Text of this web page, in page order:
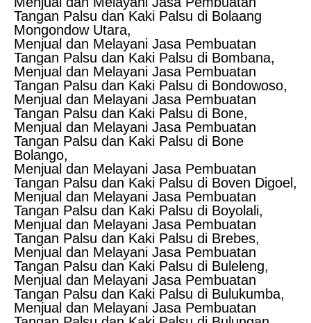
Tangan Palsu dan Kaki Palsu di Bolaang
Mongondow Utara,
Menjual dan Melayani Jasa Pembuatan
Tangan Palsu dan Kaki Palsu di Bombana,
Menjual dan Melayani Jasa Pembuatan
Tangan Palsu dan Kaki Palsu di Bondowoso,
Menjual dan Melayani Jasa Pembuatan
Tangan Palsu dan Kaki Palsu di Bone,
Menjual dan Melayani Jasa Pembuatan
Tangan Palsu dan Kaki Palsu di Bone
Bolango,
Menjual dan Melayani Jasa Pembuatan
Tangan Palsu dan Kaki Palsu di Boven Digoel,
Menjual dan Melayani Jasa Pembuatan
Tangan Palsu dan Kaki Palsu di Boyolali,
Menjual dan Melayani Jasa Pembuatan
Tangan Palsu dan Kaki Palsu di Brebes,
Menjual dan Melayani Jasa Pembuatan
Tangan Palsu dan Kaki Palsu di Buleleng,
Menjual dan Melayani Jasa Pembuatan
Tangan Palsu dan Kaki Palsu di Bulukumba,
Menjual dan Melayani Jasa Pembuatan